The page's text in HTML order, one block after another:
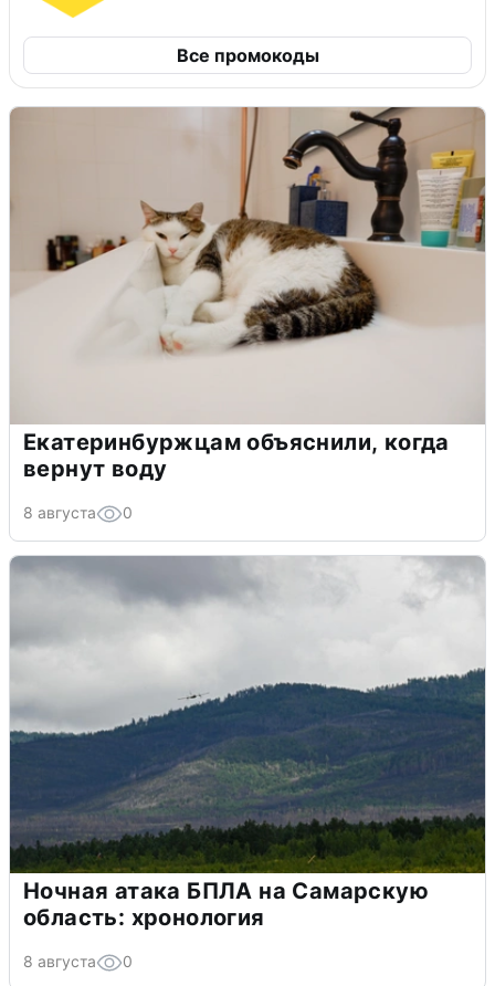
Все промокоды
Екатеринбуржцам объяснили, когда
вернут воду
8 августа 0
Ночная атака БПЛА на Самарскую
область: хронология
8 августа 0